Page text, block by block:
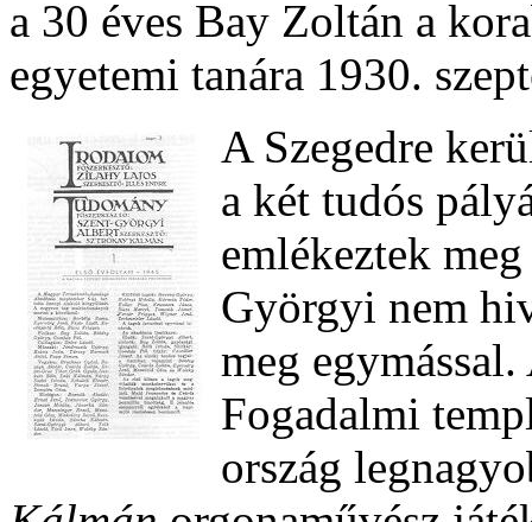
a 30 éves Bay Zoltán a
egyetemi tanára 1930.
A Szegedre
a két tudós
emlékeztek
Györgyi nem
meg
Fogadalmi
ország